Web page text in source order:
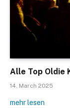
Alle Top Oldie
14. March 2025
mehr lesen